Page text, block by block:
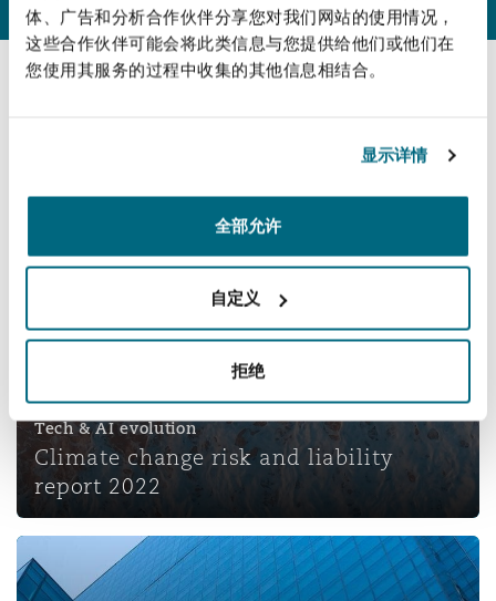
体、广告和分析合作伙伴分享您对我们网站的使用情况，
这些合作伙伴可能会将此类信息与您提供给他们或他们在
您使用其服务的过程中收集的其他信息相结合。
显示详情
全部允许
自定义
拒绝
Climate change risk and liability report 2022
Tech & AI evolution
Climate change risk and liability
report 2022
Insurance Growth Report 2022 – Mid-year update